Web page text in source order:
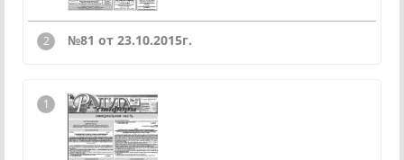
№81 от 23.10.2015г.